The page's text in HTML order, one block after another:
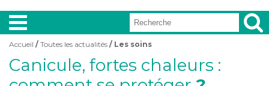
A LA UNE
Vous êtes ici
Accueil / Toutes les actualités / Les soins
Canicule, fortes chaleurs :